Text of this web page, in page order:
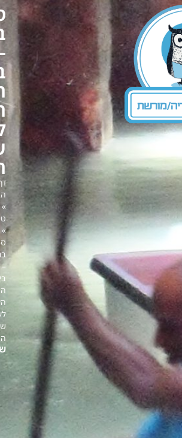
סיור
ברמלה
–
בין
ההיסטוריה
העתיקה
לעיר
של
היום
דף
הבית
»
טיולים
»
סיור
ברמלה
–
בין
ההיסטוריה
העתיקה
לעיר
של
היום
שיתוף: